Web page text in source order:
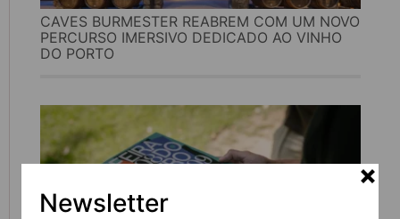
Newsletter
CAVES BURMESTER REABREM COM UM NOVO
PERCURSO IMERSIVO DEDICADO AO VINHO
DO PORTO